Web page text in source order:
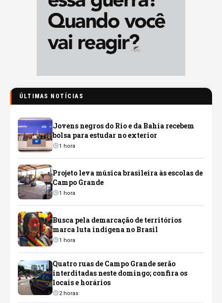
ÚLTIMAS NOTÍCIAS
Jovens negros do Rio e da Bahia recebem
bolsa para estudar no exterior
1 hora
Projeto leva música brasileira às escolas de
Campo Grande
1 hora
Busca pela demarcação de territórios
marca luta indígena no Brasil
1 hora
Quatro ruas de Campo Grande serão
interditadas neste domingo; confira os
locais e horários
2 horas